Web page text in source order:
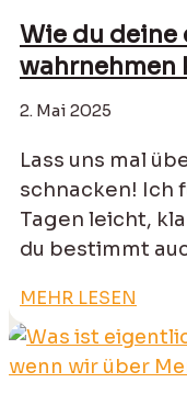
Wie du deine
wahrnehmen
2. Mai 2025
Lass uns mal
schnacken! Ich
Tagen leicht,
du bestimmt
MEHR LESEN